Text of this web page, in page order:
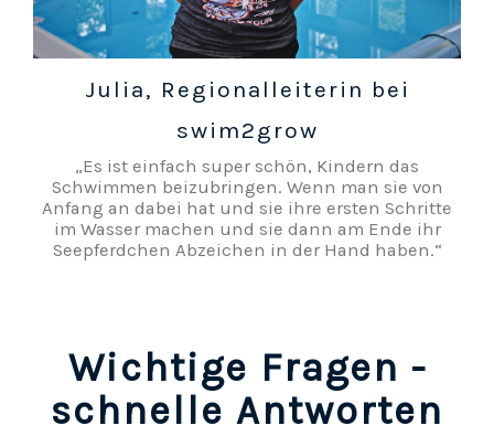
Julia, Regionalleiterin bei
swim2grow
„Es ist einfach super schön, Kindern das
Schwimmen beizubringen. Wenn man sie von
Anfang an dabei hat und sie ihre ersten Schritte
im Wasser machen und sie dann am Ende ihr
Seepferdchen Abzeichen in der Hand haben.“
Wichtige Fragen -
schnelle Antworten